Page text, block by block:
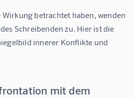
betrachtet haben, wenden
Schreibenden zu. Hier ist die
innerer Konflikte und
mit dem